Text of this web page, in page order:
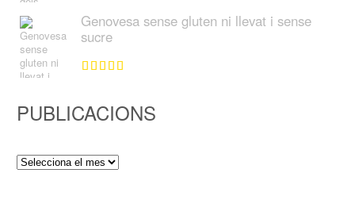
Genovesa sense gluten ni llevat i sense
sucre
PUBLICACIONS
Publicacions